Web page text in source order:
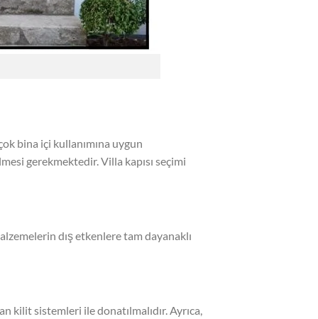
bina içi kullanımına uygun
gerekmektedir. Villa kapısı seçimi
dış etkenlere tam dayanaklı
kilit sistemleri ile donatılmalıdır. Ayrıca,